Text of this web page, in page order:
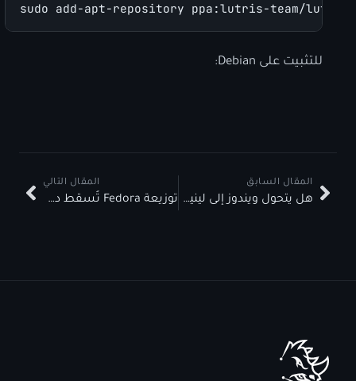
sudo add-apt-repository ppa:lutris-team/
للتثبيت على Debian:
المقال السابق
هل يتحول ويندوز إلى لينيكس؟
المقال التالي
توزيعة Fedora تُسقط دعم 32 بت